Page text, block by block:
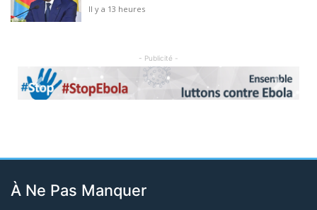
Il y a 13 heures
- Publicité -
Previous Next
À Ne Pas Manquer